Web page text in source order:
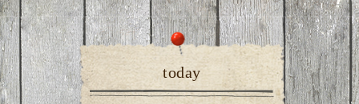
today